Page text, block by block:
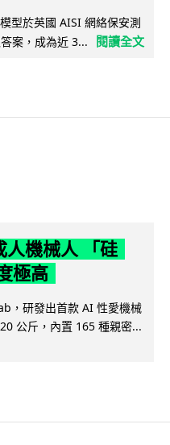
型於英國 AISI 網絡保安測
案，成為近 3...
閱讀全文
人機械人 「硅
極高
，研發出首款 AI 性愛機械
公斤，內置 165 種親密...